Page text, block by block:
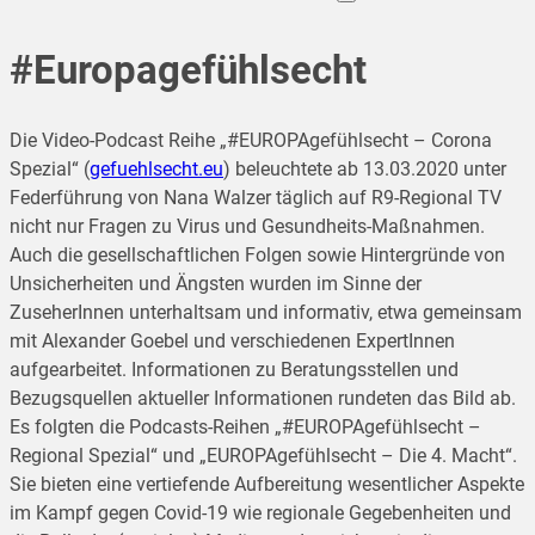
#Europagefühlsecht
Die Video-Podcast Reihe „#EUROPAgefühlsecht – Corona
Spezial“ (gefuehlsecht.eu) beleuchtete ab 13.03.2020 unter
Federführung von Nana Walzer täglich auf R9-Regional TV
nicht nur Fragen zu Virus und Gesundheits-Maßnahmen.
Auch die gesellschaftlichen Folgen sowie Hintergründe von
Unsicherheiten und Ängsten wurden im Sinne der
ZuseherInnen unterhaltsam und informativ, etwa gemeinsam
mit Alexander Goebel und verschiedenen ExpertInnen
aufgearbeitet. Informationen zu Beratungsstellen und
Bezugsquellen aktueller Informationen rundeten das Bild ab.
Es folgten die Podcasts-Reihen „#EUROPAgefühlsecht –
Regional Spezial“ und „EUROPAgefühlsecht – Die 4. Macht“.
Sie bieten eine vertiefende Aufbereitung wesentlicher Aspekte
im Kampf gegen Covid-19 wie regionale Gegebenheiten und